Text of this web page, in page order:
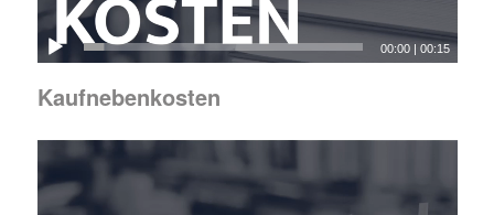
00:00 |00:15
Kaufnebenkosten